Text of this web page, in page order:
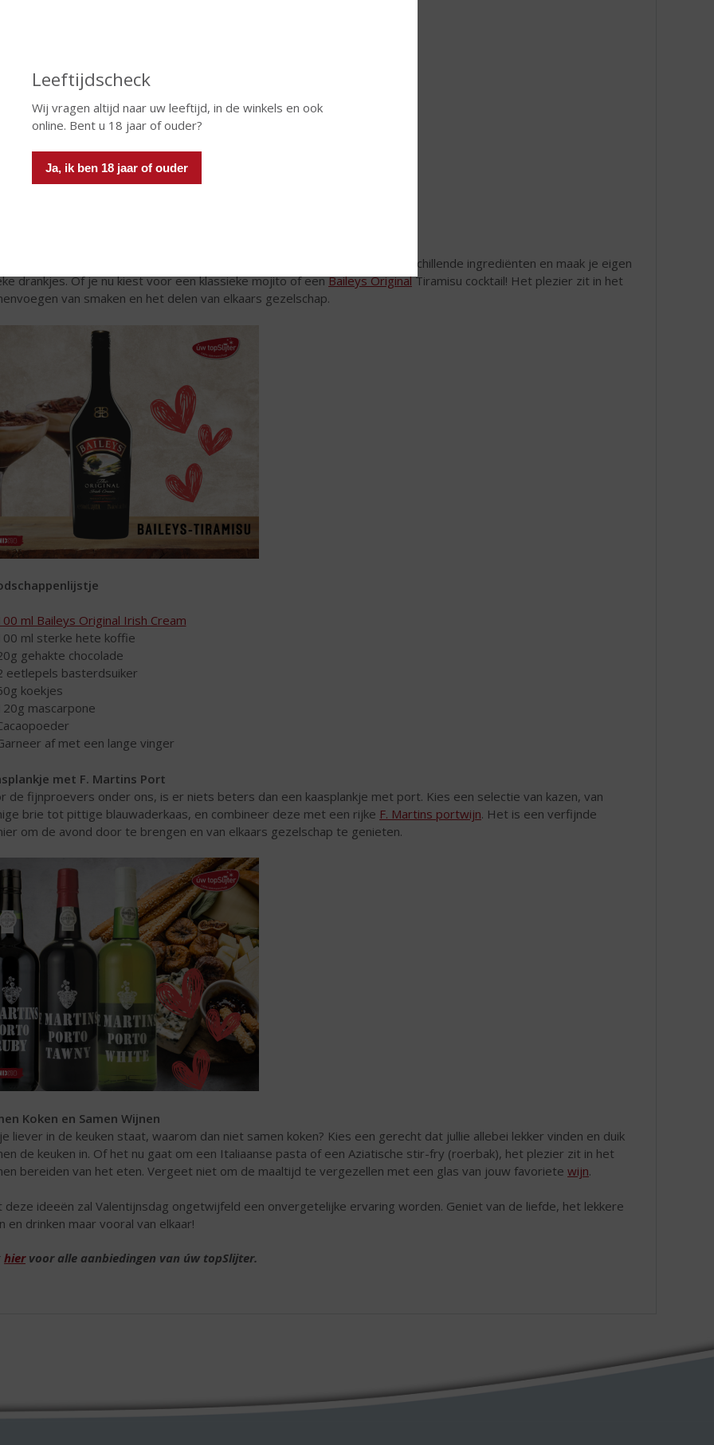
Leeftijdscheck
Wij vragen altijd naar uw leeftijd, in de winkels en ook
online. Bent u 18 jaar of ouder?
Ja, ik ben 18 jaar of ouder
samen cocktails en creëer nieuwe herinneringen. Experimenteer met verschillende ingrediënten en maak je eigen
drankjes. Of je nu kiest voor een klassieke mojito of eenBaileys OriginalTiramisu cocktail! Het plezier zit in het
van smaken en het delen van elkaars gezelschap.
ml Baileys Original Irish Cream
ml sterke hete koffie
gehakte chocolade
eetlepels basterdsuiker
koekjes
mascarpone
af met een lange vinger
met F. Martins Port
de fijnproevers onder ons, is er niets beters dan een kaasplankje met port. Kies een selectie van kazen, van
brie tot pittige blauwaderkaas, en combineer deze met een rijke F. Martins portwijn. Het is een verfijnde
om de avond door te brengen en van elkaars gezelschap te genieten.
Koken en Samen Wijnen
liever in de keuken staat, waarom dan niet samen koken? Kies een gerecht dat jullie allebei lekker vinden en duik
de keuken in. Of het nu gaat om een Italiaanse pasta of een Aziatische stir-fry (roerbak), het plezier zit in het
bereiden van het eten. Vergeet niet om de maaltijd te vergezellen met een glas van jouw favoriete wijn.
deze ideeën zal Valentijnsdag ongetwijfeld een onvergetelijke ervaring worden. Geniet van de liefde, het lekkere
en drinken maar vooral van elkaar!
hiervoor alle aanbiedingen van úw topSlijter.